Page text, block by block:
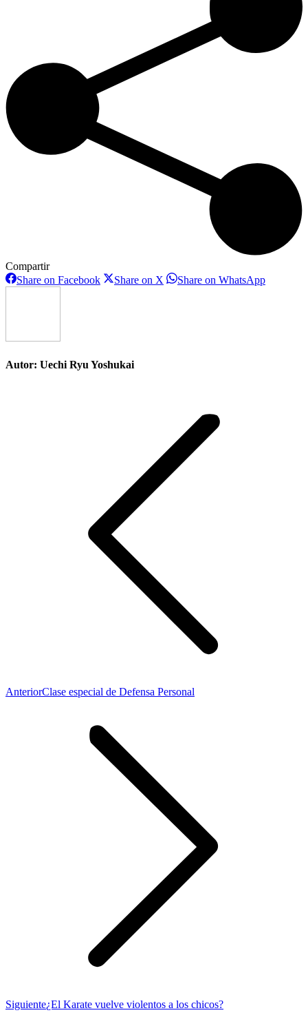
Compartir
Share on FacebookShareShare on X ShareShare on WhatsAppShare
Autor: Uechi Ryu Yoshukai
AnteriorPublicación
Clase especial de Defensa Personal
SiguientePublicación
¿El Karate vuelve violentos a los chicos?